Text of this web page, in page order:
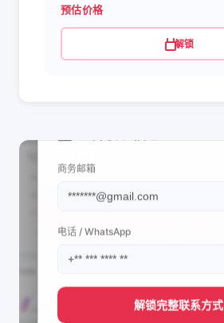
预估价格
解锁
商务邮箱
电话 / WhatsApp
解锁完整联系方式